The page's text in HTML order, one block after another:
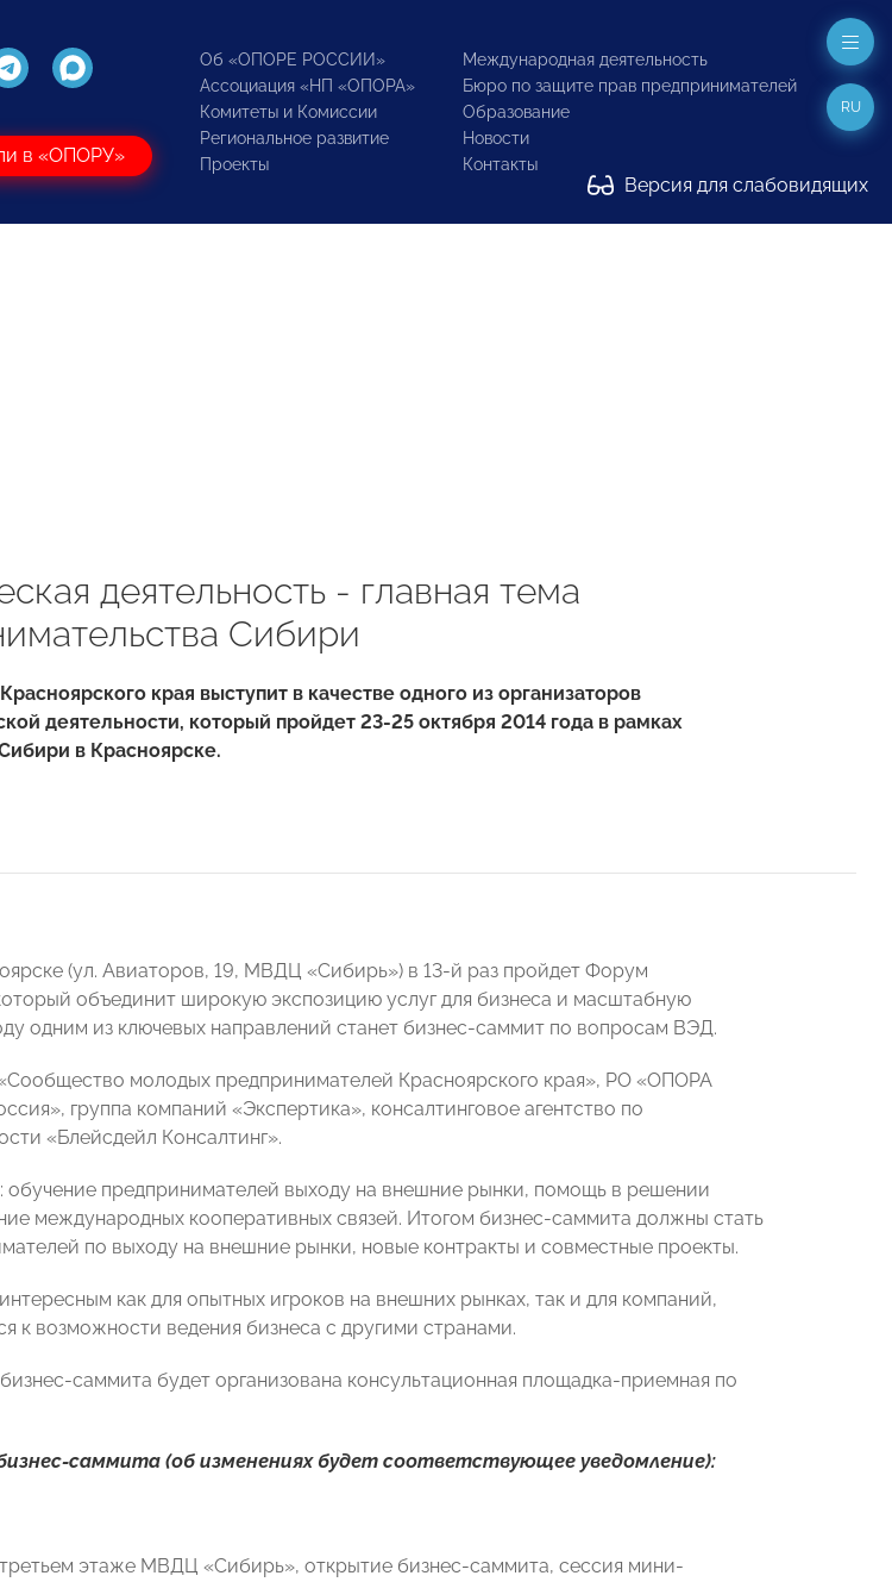
в «ОПОРУ»
Об «ОПОРЕ РОССИИ»
Ассоциация «НП «ОПОРА»
Комитеты и Комиссии
Региональное развитие
Проекты
Международная деятельность
Бюро по защите прав предпринимателей
Образование
Новости
Контакты
Версия для слабовидящих
RU
деятельность - главная тема
Сибири
края выступит в качестве одного из организаторов
деятельности, который пройдет 23-25 октября 2014 года в рамках
в Красноярске.
(ул. Авиаторов, 19, МВДЦ «Сибирь») в 13-й раз пройдет Форум
объединит широкую экспозицию услуг для бизнеса и масштабную
одним из ключевых направлений станет бизнес-саммит по вопросам ВЭД.
молодых предпринимателей Красноярского края», РО «ОПОРА
группа компаний «Экспертика», консалтинговое агентство по
«Блейсдейл Консалтинг».
обучение предпринимателей выходу на внешние рынки, помощь в решении
международных кооперативных связей. Итогом бизнес-саммита должны стать
по выходу на внешние рынки, новые контракты и совместные проекты.
как для опытных игроков на внешних рынках, так и для компаний,
к возможности ведения бизнеса с другими странами.
саммита будет организована консультационная площадка-приемная по
саммита (об изменениях будет соответствующее уведомление):
этаже МВДЦ «Сибирь», открытие бизнес-саммита, сессия мини-